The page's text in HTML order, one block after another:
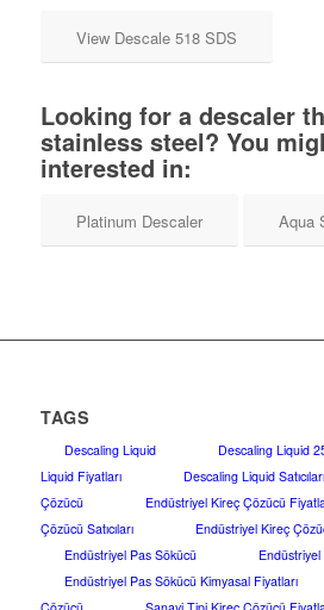
View Descale 518 SDS
Looking for a descaler
stainless steel? You
interested in:
Platinum Descaler Aqua
TAGS
Descaling Liquid Descaling Liquid
Liquid Fiyatları
Descaling Liquid Satıcıları
Çözücü
Endüstriyel Kireç Çözücü
Çözücü Satıcıları
Endüstriyel Kireç
Endüstriyel Pas Sökücü
Endüstriyel
Endüstriyel Pas Sökücü Kimyasal Fiyatları